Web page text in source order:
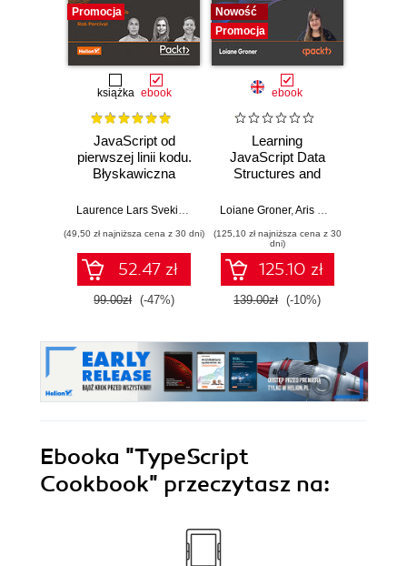
Promocja
książka ebook
JavaScript od
pierwszej linii kodu.
Błyskawiczna
stron WWW i
internetowych
Laurence Lars Svekis
, Maaike van Putten,Rob Percival
(49,50 zł najniższa cena z 30 dni)
52.47 zł
99.00zł (-47%)
Nowość
Promocja
ebook
Learning
JavaScript Data
Structures and
Enhance your
skills in JavaScript
and TypeScript -
Fourth Edition
Loiane Groner,Aris Markogiannakis
(125,10 zł najniższa cena z 30
dni)
125.10 zł
139.00zł (-10%)
Ebooka "TypeScript
Cookbook" przeczytasz na: